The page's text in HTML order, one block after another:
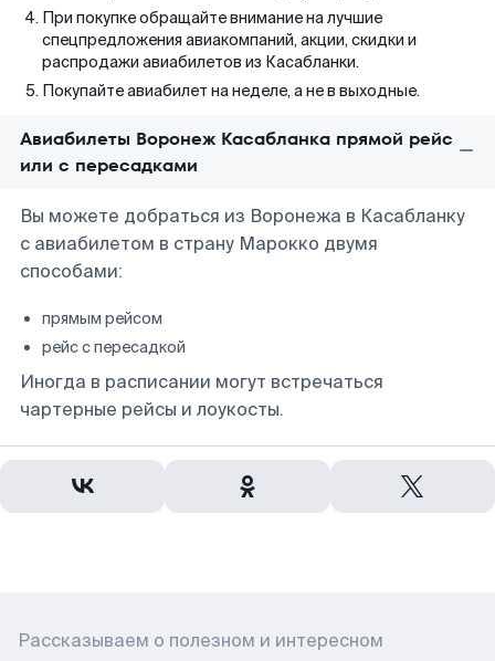
При покупке обращайте внимание на лучшие
спецпредложения авиакомпаний, акции, скидки и
распродажи авиабилетов из Касабланки.
Покупайте авиабилет на неделе, а не в выходные.
Авиабилеты Воронеж Касабланка прямой рейс
или с пересадками
Вы можете добраться из Воронежа в Касабланку
с авиабилетом в страну Марокко двумя
способами:
прямым рейсом
рейс с пересадкой
Иногда в расписании могут встречаться
чартерные рейсы и лоукосты.
Рассказываем о полезном и интересном